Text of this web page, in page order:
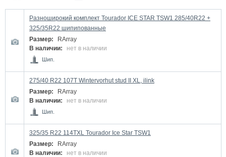
Разноширокий комплект Tourador ICE STAR TSW1 285/40R22 +
325/35R22 шипипованные
Размер:
RArray
В наличии:
нет в наличии
Шип.
275/40 R22 107T Wintervorhut stud II XL, ilink
Размер:
RArray
В наличии:
нет в наличии
Шип.
325/35 R22 114TXL Tourador Ice Star TSW1
Размер:
RArray
В наличии:
нет в наличии